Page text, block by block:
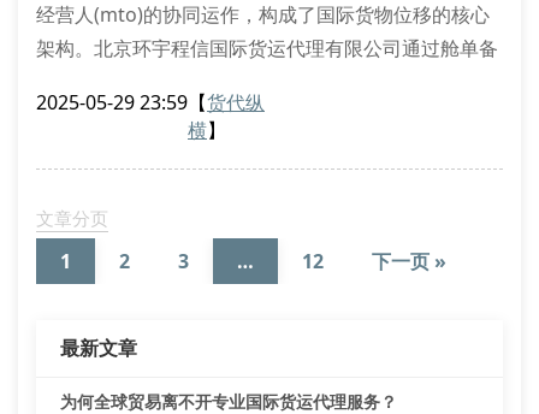
经营人(mto)的协同运作，构成了国际货物位移的核心
架构。北京环宇程信国际货运代理有限公司通过舱单备
合规化物流通路。
国际物流中枢系统解析
开发了三维风险矩阵模型。该模型整合货运代理责任险
(fbl)、海关信用认证(aeo)及货物追踪
2025-05-29 23:59 【货代纵
横】
文章分页
1 2 3 … 12 下一页 »
最新文章
为何全球贸易离不开专业国际货运代理服务？